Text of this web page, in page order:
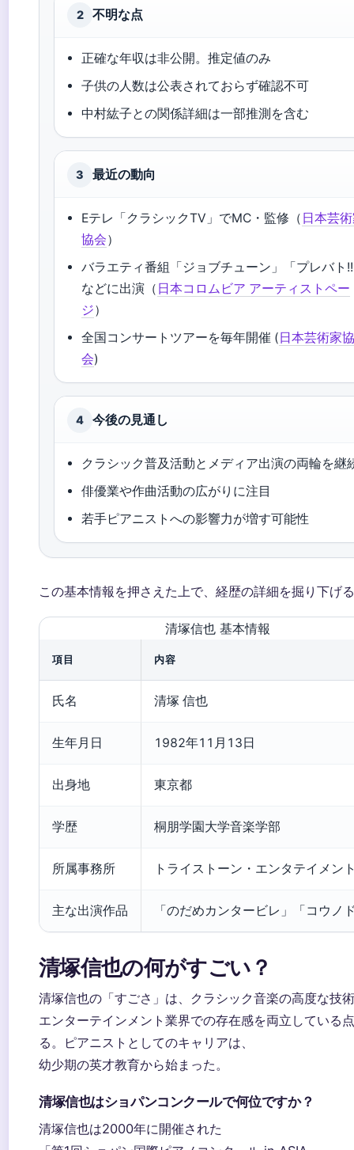
2 不明な点
正確な年収は非公開。推定値のみ
子供の人数は公表されておらず確認不可
中村紘子との関係詳細は一部推測を含む
3 最近の動向
Eテレ「クラシックTV」でMC・監修（ 日本芸
協会）
バラエティ番組「ジョブチューン」「プレバト
などに出演（ 日本コロムビア アーティストペー
ジ）
全国コンサートツアーを毎年開催 (日本芸術家
会)
4 今後の見通し
クラシック普及活動とメディア出演の両輪を継
俳優業や作曲活動の広がりに注目
若手ピアニストへの影響力が増す可能性
この基本情報を押さえた上で、経歴の詳細を掘り下げ
清塚信也 基本情報
項目 内容
氏名 清塚 信也
生年月日 1982年11月13日
出身地 東京都
学歴 桐朋学園大学音楽学部
所属事務所 トライストーン・エンタテイメン
主な出演作品 「のだめカンタービレ」「コウノ
清塚信也の何がすごい？
清塚信也の「すごさ」は、クラシック音楽の高度な技
エンターテインメント業界での存在感を両立している
る。ピアニストとしてのキャリアは、
幼少期の英才教育から始まった。
清塚信也はショパンコンクールで何位ですか？
清塚信也は2000年に開催された